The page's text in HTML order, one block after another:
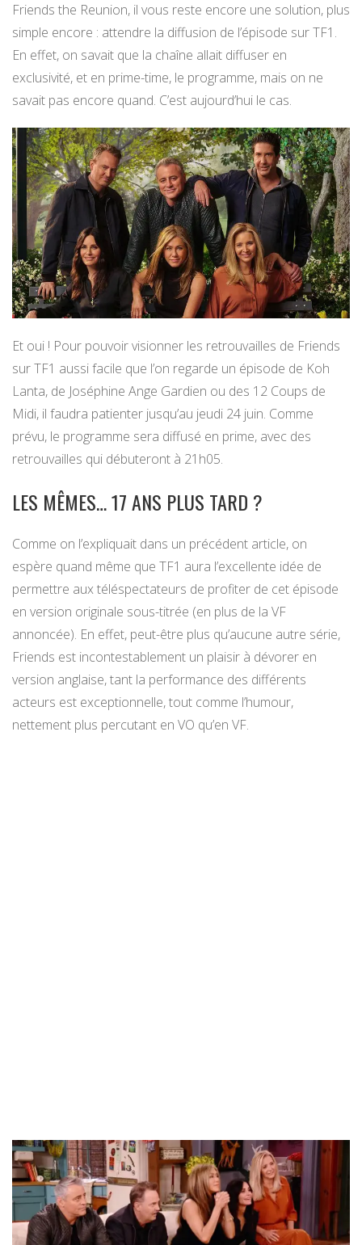
Friends the Reunion, il vous reste encore une solution, plus
simple encore : attendre la diffusion de l’épisode sur TF1.
En effet, on savait que la chaîne allait diffuser en
exclusivité, et en prime-time, le programme, mais on ne
savait pas encore quand. C’est aujourd’hui le cas.
Et oui ! Pour pouvoir visionner les retrouvailles de Friends
sur TF1 aussi facile que l’on regarde un épisode de Koh
Lanta, de Joséphine Ange Gardien ou des 12 Coups de
Midi, il faudra patienter jusqu’au jeudi 24 juin. Comme
prévu, le programme sera diffusé en prime, avec des
retrouvailles qui débuteront à 21h05.
LES MÊMES… 17 ANS PLUS TARD ?
Comme on l’expliquait dans un précédent article, on
espère quand même que TF1 aura l’excellente idée de
permettre aux téléspectateurs de profiter de cet épisode
en version originale sous-titrée (en plus de la VF
annoncée). En effet, peut-être plus qu’aucune autre série,
Friends est incontestablement un plaisir à dévorer en
version anglaise, tant la performance des différents
acteurs est exceptionnelle, tout comme l’humour,
nettement plus percutant en VO qu’en VF.